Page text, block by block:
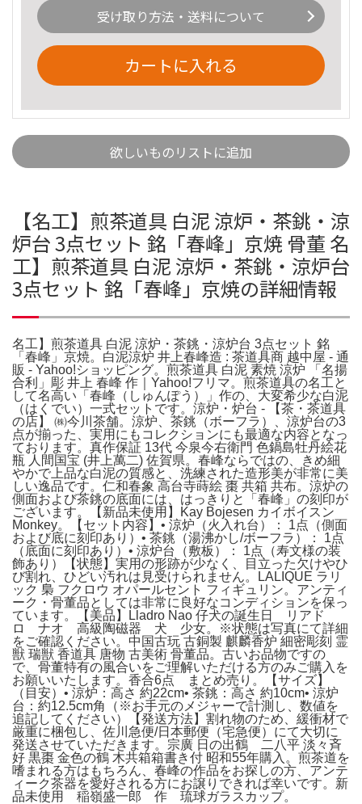
受け取り方法・送料について
カートに入れる
欲しいものリストに追加
【名工】煎茶道具 白泥 涼炉・茶銚・涼
炉台 3点セット 銘「春峰」京焼 骨董 名
工】煎茶道具 白泥 涼炉・茶銚・涼炉台
3点セット 銘「春峰」京焼の詳細情報
名工】煎茶道具 白泥 涼炉・茶銚・涼炉台 3点セット 銘
「春峰」京焼。白泥涼炉 井上春峰造 : 茶道具商 越中屋 - 通
販 - Yahoo!ショッピング。煎茶道具 白泥 素焼 涼炉 「名揚
合利」彫 井上 春峰 作｜Yahoo!フリマ。煎茶道具の名工と
して名高い「春峰（しゅんぽう）」作の、大変希少な白泥
（はくでい）一式セットです。涼炉・炉台 - 【茶・茶道具
の店】 ㈱今川茶舗。涼炉、茶銚（ボーフラ）、涼炉台の3
点が揃った、実用にもコレクションにも最適な内容となっ
ております。真作保証 13代 今泉今右衛門 色鍋島牡丹絵花
瓶 人間国宝 (井上萬二) 佐賀県。春峰ならではの、きめ細
やかで上品な白泥の質感と、洗練された造形美が非常に美
しい逸品です。仁和春象 高台寺蒔絵 棗 共箱 共布。涼炉の
側面および茶銚の底面には、はっきりと「春峰」の刻印が
ございます。【新品未使用】Kay Bojesen カイボイスン
Monkey。【セット内容】• 涼炉（火入れ台）： 1点（側面
および底に刻印あり）• 茶銚（湯沸かし/ボーフラ）： 1点
（底面に刻印あり）• 涼炉台（敷板）： 1点（寿文様の装
飾あり）【状態】実用の形跡が少なく、目立った欠けやひ
び割れ、ひどい汚れは見受けられません。LALIQUE ラリ
ック 梟 フクロウ オパールセント フィギュリン。アンティ
ーク・骨董品としては非常に良好なコンディションを保っ
ています。【美品】Lladro Nao 仔犬の誕生日 リアド
ロ ナオ 高級陶磁器 犬 少女。※状態は写真にて詳細
をご確認ください。中国古玩 古銅製 麒麟香炉 細密彫刻 霊
獣 瑞獣 香道具 唐物 古美術 骨董品。古いお品物ですの
で、骨董特有の風合いをご理解いただける方のみご購入を
お願いいたします。香合6点 まとめ売り。【サイズ】
（目安）• 涼炉：高さ 約22cm• 茶銚：高さ 約10cm• 涼炉
台：約12.5cm角（※お手元のメジャーで計測し、数値を
追記してください）【発送方法】割れ物のため、緩衝材で
厳重に梱包し、佐川急便/日本郵便（宅急便）にて大切に
発送させていただきます。宗廣 日の出鶴 二八平 淡々斉
好 黒棗 金色の鶴 木共箱箱書き付 昭和55年購入。煎茶道を
嗜まれる方はもちろん、春峰の作品をお探しの方、アンテ
ィーク茶器を愛好される方にお譲りできれば幸いです。新
品未使用 稲嶺盛一郎 作 琉球ガラスカップ。